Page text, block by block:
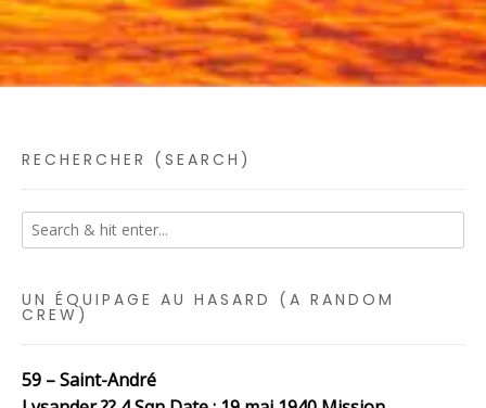
RECHERCHER (SEARCH)
UN ÉQUIPAGE AU HASARD (A RANDOM
CREW)
59 – Saint-André